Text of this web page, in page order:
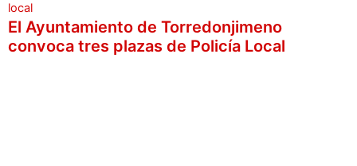
local
El Ayuntamiento de Torredonjimeno
convoca tres plazas de Policía Local